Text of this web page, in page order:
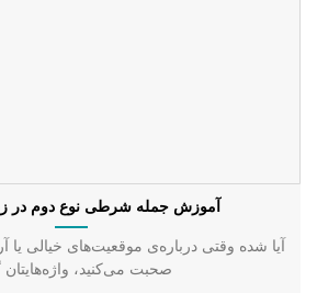
آموزش جمله شرطی نوع دوم در
آیا شده وقتی درباره‌ی موقعیت‌های خیالی
صحبت می‌کنید،